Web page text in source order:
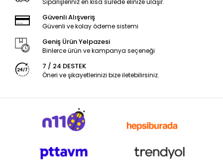
Siparişleriniz en kısa sürede elinize ulaşır.
Güvenli Alışveriş
Güvenli ve kolay ödeme sistemi
Geniş Ürün Yelpazesi
Binlerce ürün ve kampanya seçeneği
7 / 24 DESTEK
Öneri ve şikayetlerinizi bize iletebilirsiniz.